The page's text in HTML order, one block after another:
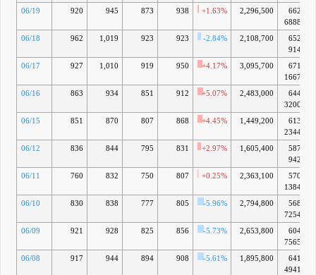
06/19
920 945 873 938 +1.63% 2,296,500
662億
6888万
06/18
962 1,019 923 923 -2.84% 2,108,700
652億
914万
06/17
927 1,010 919 950 +4.17% 3,095,700
671億
1667万
06/16
863 934 851 912 +5.07% 2,483,000
644億
3200万
06/15
851 870 807 868 +4.45% 1,449,200
613億
2344万
06/12
836 844 795 831 +2.97% 1,605,400
587億
942万
06/11
760 832 750 807 +0.25% 2,363,100
570億
1384万
06/10
830 838 777 805 -5.96% 2,794,800
568億
7254万
06/09
921 928 825 856 -5.73% 2,653,800
604億
7565万
06/08
917 944 894 908 -5.61% 1,895,800
641億
4941万